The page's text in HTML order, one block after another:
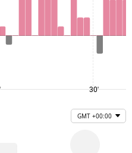
30'
GMT +00:00